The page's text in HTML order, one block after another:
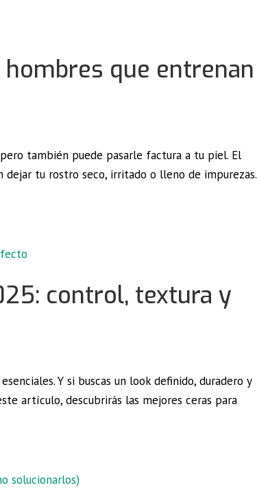
que entrenan
también puede pasarle factura a tu piel. El
tu rostro seco, irritado o lleno de impurezas.
control, textura y
Y si buscas un look definido, duradero y
artículo, descubrirás las mejores ceras para